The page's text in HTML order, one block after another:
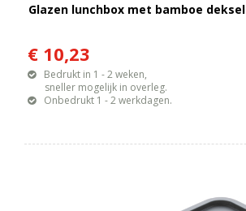
Glazen lunchbox met bamboe deksel
€ 10,23
Bedrukt in 1 - 2 weken,
sneller mogelijk in overleg.
Onbedrukt 1 - 2 werkdagen.